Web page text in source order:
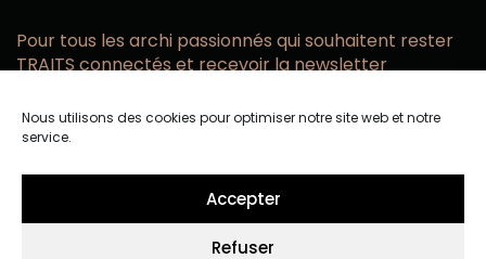
Nous utilisons des cookies pour optimiser notre site web et notre
service.
Accepter
Refuser
Pour tous les archi passionnés qui souhaitent rester
TRAITS connectés et recevoir la newsletter
email
confidentialité.